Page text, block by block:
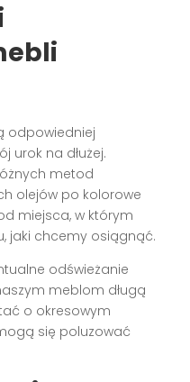
odpowiedniej
urok na dłużej.
metod
olejów po kolorowe
miejsca, w którym
jaki chcemy osiągnąć.
odświeżanie
meblom długą
o okresowym
się poluzować